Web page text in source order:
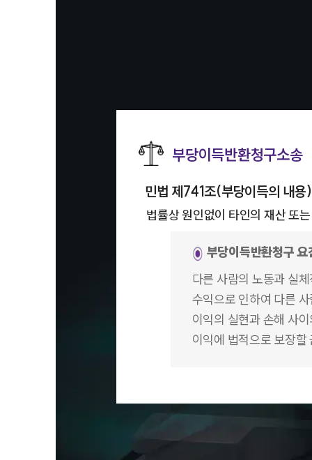
부당이득반환청구소송
민법 제741조(부당이득의 내용)
법률상 원인없이 타인의 재산 또
부당이득반환청구 요
다른 사람의 노동과 실
수익으로 인하여 다른
이익의 실현과 손해 사
이익에 법적으로 보장할